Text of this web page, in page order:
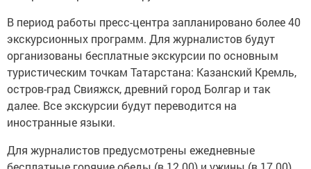
В период работы пресс-центра запланировано более 40
экскурсионных программ. Для журналистов будут
организованы бесплатные экскурсии по основным
туристическим точкам Татарстана: Казанский Кремль,
остров-град Свияжск, древний город Болгар и так
далее. Все экскурсии будут переводится на
иностранные языки.
Для журналистов предусмотрены ежедневные